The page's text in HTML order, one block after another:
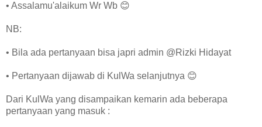
• Assalamu'alaikum Wr Wb 😊
NB:
• Bila ada pertanyaan bisa japri admin @⁨Rizki Hidayat⁩
• Pertanyaan dijawab di KulWa selanjutnya 😊
Dari KulWa yang disampaikan kemarin ada beberapa
pertanyaan yang masuk :